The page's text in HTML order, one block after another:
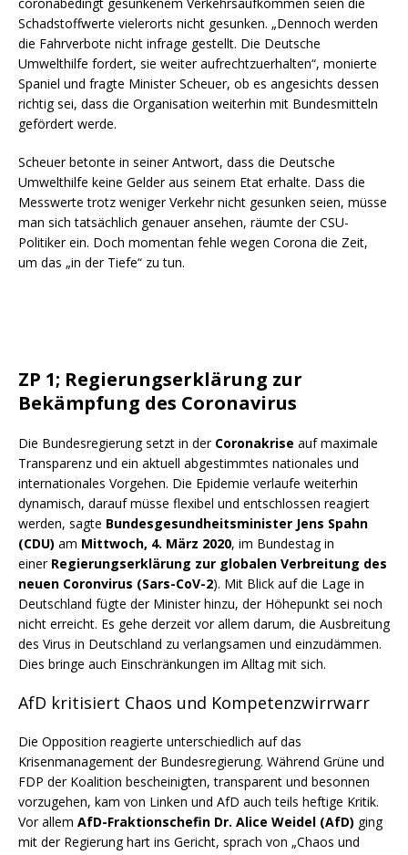
Schadstoffwerte vielerorts nicht gesunken. „Dennoch werden
die Fahrverbote nicht infrage gestellt. Die Deutsche
Umwelthilfe fordert, sie weiter aufrechtzuerhalten“, monierte
Spaniel und fragte Minister Scheuer, ob es angesichts dessen
richtig sei, dass die Organisation weiterhin mit Bundesmitteln
gefördert werde.
Scheuer betonte in seiner Antwort, dass die Deutsche
Umwelthilfe keine Gelder aus seinem Etat erhalte. Dass die
Messwerte trotz weniger Verkehr nicht gesunken seien, müsse
man sich tatsächlich genauer ansehen, räumte der CSU-
Politiker ein. Doch momentan fehle wegen Corona die Zeit,
um das „in der Tiefe“ zu tun.
ZP 1; Regierungserklärung zur
Bekämpfung des Coronavirus
Die Bundesregierung setzt in der Coronakrise auf maximale
Transparenz und ein aktuell abgestimmtes nationales und
internationales Vorgehen. Die Epidemie verlaufe weiterhin
dynamisch, darauf müsse flexibel und entschlossen reagiert
werden, sagte Bundesgesundheitsminister Jens Spahn
(CDU) am Mittwoch, 4. März 2020, im Bundestag in
einerRegierungserklärung zur globalen Verbreitung des
neuen Coronvirus (Sars-CoV-2). Mit Blick auf die Lage in
Deutschland fügte der Minister hinzu, der Höhepunkt sei noch
nicht erreicht. Es gehe derzeit vor allem darum, die Ausbreitung
des Virus in Deutschland zu verlangsamen und einzudämmen.
Dies bringe auch Einschränkungen im Alltag mit sich.
AfD kritisiert Chaos und Kompetenzwirrwarr
Die Opposition reagierte unterschiedlich auf das
Krisenmanagement der Bundesregierung. Während Grüne und
FDP der Koalition bescheinigten, transparent und besonnen
vorzugehen, kam von Linken und AfD auch teils heftige Kritik.
Vor allem AfD-Fraktionschefin Dr. Alice Weidel (AfD) ging
mit der Regierung hart ins Gericht, sprach von „Chaos und